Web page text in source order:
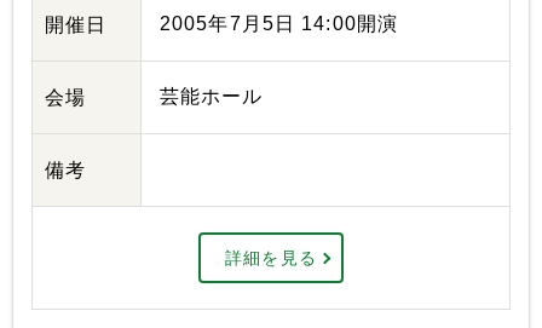
開催日 2005年7月5日 14:00開演
会場 芸能ホール
備考
詳細を見る